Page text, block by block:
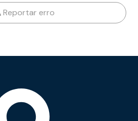
Reportar erro